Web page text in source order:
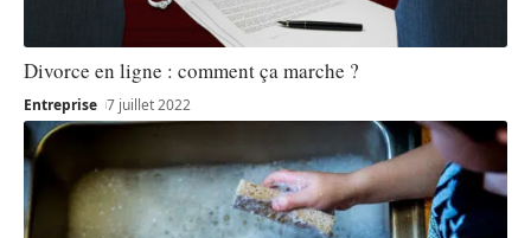
Divorce en ligne : comment ça marche ?
Entreprise 7 juillet 2022